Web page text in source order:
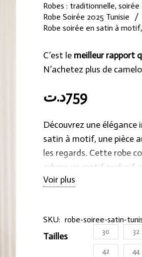
Robes : traditionnelle,
Robe Soirée 2025 Tunisie
/
Robe soirée en satin à
C’est le meilleur rapport
N’achetez plus de
759د.ت
Découvrez une élégance
satin à motif, une pièce
les regards. Cette robe
arbore un motif exclusif
votre tenue. La robe joue
Chaque aspect de cette
mettre en avant votre
Voir plus
SKU: robe-soiree-satin-
Tailles 30 32
42 44